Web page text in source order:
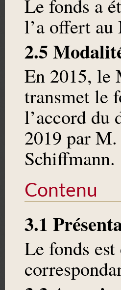
Le fonds a
l’a offert au
2.5
En 2015, le
transmet le
l’accord du
2019 par
Schiffmann.
Contenu
3.1
Le fonds